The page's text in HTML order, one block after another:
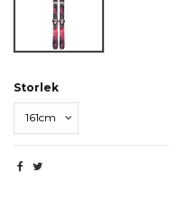
Storlek